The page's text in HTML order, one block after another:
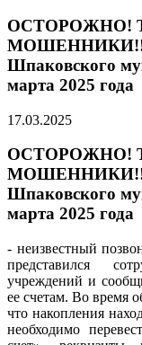
ОСТОРОЖНО!
МОШЕННИКИ!!!!!
Шпаковского
марта 2025 года
17.03.2025
ОСТОРОЖНО!
МОШЕННИКИ!!!!!
Шпаковского
марта 2025 года
- неизвестный
представился
учреждений и
ее счетам. Во время
что накопления
необходимо